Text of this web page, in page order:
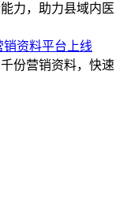
力，助力县域内医
销资料平台上线
份营销资料，快速